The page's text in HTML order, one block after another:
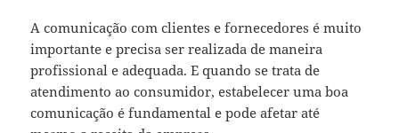
A comunicação com clientes e fornecedores é muito
importante e precisa ser realizada de maneira
profissional e adequada. E quando se trata de
atendimento ao consumidor, estabelecer uma boa
comunicação é fundamental e pode afetar até